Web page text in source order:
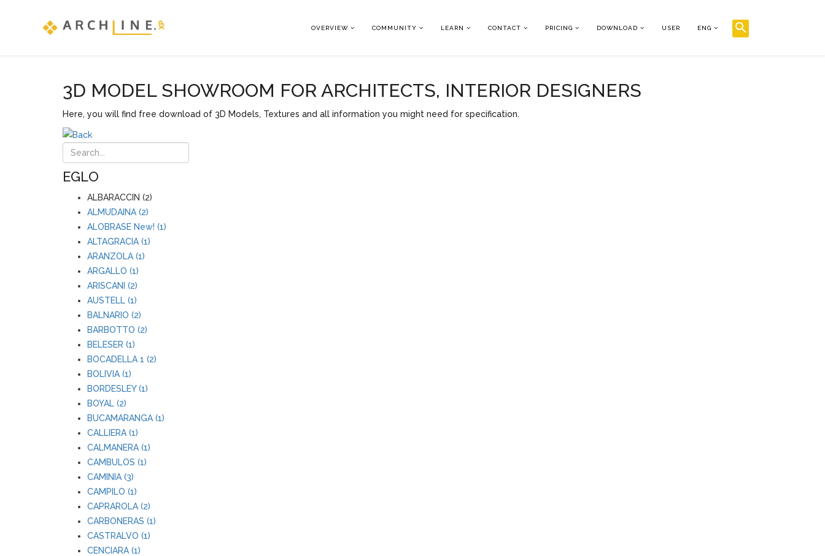
OVERVIEW COMMUNITY LEARN CONTACT PRICING DOWNLOAD USER ENG
3D MODEL SHOWROOM FOR ARCHITECTS, INTERIOR DESIGNERS
Here, you will find free download of 3D Models, Textures and all information you might need for specification.
EGLO
ALBARACCIN (2)
ALMUDAINA (2)
ALOBRASE New! (1)
ALTAGRACIA (1)
ARANZOLA (1)
ARGALLO (1)
ARISCANI (2)
AUSTELL (1)
BALNARIO (2)
BARBOTTO (2)
BELESER (1)
BOCADELLA 1 (2)
BOLIVIA (1)
BORDESLEY (1)
BOYAL (2)
BUCAMARANGA (1)
CALLIERA (1)
CALMANERA (1)
CAMBULOS (1)
CAMINIA (3)
CAMPILO (1)
CAPRAROLA (2)
CARBONERAS (1)
CASTRALVO (1)
CENCIARA (1)